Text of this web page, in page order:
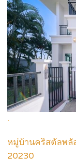
.
หมู่บ้านคริสตัลพลั
20230